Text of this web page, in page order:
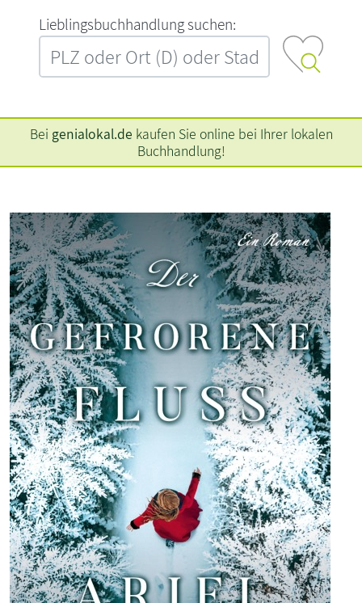
L‍i‍e‍b‍l‍i‍n‍g‍s‍b‍u‍c‍h‍h‍a‍n‍d‍l‍u‍n‍g‍ ‍s‍u‍c‍h‍e‍n‍:‍
Bei genialokal.de kaufen Sie online bei Ihrer lokalen
Buchhandlung!